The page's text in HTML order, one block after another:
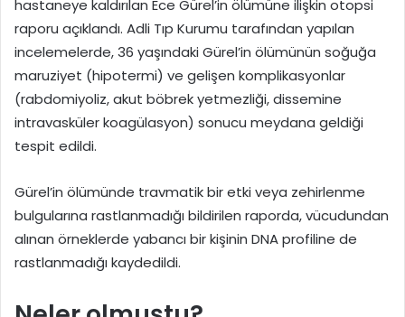
hastaneye kaldırılan Ece Gürel’in ölümüne ilişkin otopsi
raporu açıklandı. Adli Tıp Kurumu tarafından yapılan
incelemelerde, 36 yaşındaki Gürel’in ölümünün soğuğa
maruziyet (hipotermi) ve gelişen komplikasyonlar
(rabdomiyoliz, akut böbrek yetmezliği, dissemine
intravasküler koagülasyon) sonucu meydana geldiği
tespit edildi.
Gürel’in ölümünde travmatik bir etki veya zehirlenme
bulgularına rastlanmadığı bildirilen raporda, vücudundan
alınan örneklerde yabancı bir kişinin DNA profiline de
rastlanmadığı kaydedildi.